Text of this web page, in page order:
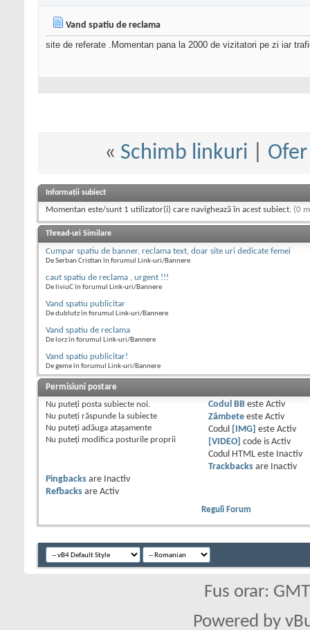
Vand spatiu de reclama
site de referate .Momentan pana la 2000 de vizitatori pe zi iar
« Schimb linkuri
Informații subiect
Momentan este/sunt 1 utilizator(i) care navighează în acest subiect. (0
Thread-uri Similare
Cumpar spatiu de banner, reclama text, doar site uri dedicate femei
De Serban Cristian în forumul Link-uri/Bannere
caut spatiu de reclama , urgent !!!
De liviuC în forumul Link-uri/Bannere
Vand spatiu publicitar
De dublutz în forumul Link-uri/Bannere
Vand spatiu de reclama
De lorz în forumul Link-uri/Bannere
Vand spatiu publicitar!
De geme în forumul Link-uri/Bannere
Permisiuni postare
Nu puteţi posta subiecte noi.
Nu puteţi răspunde la subiecte
Nu puteţi adăuga ataşamente
Nu puteţi modifica posturile proprii
Codul BBeste Activ
Zâmbeteeste Activ
Codul
[IMG] este Activ
[VIDEO]
code is Activ
Codul HTML este
Inactiv
Trackbacksare
Inactiv
Pingbacks are
Inactiv
Refbacks are Activ
Reguli Forum
Fus orar:
Powered by